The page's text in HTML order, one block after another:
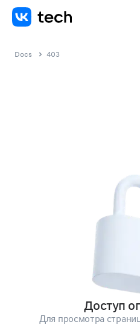
Docs 403
Доступ
Для просмотра